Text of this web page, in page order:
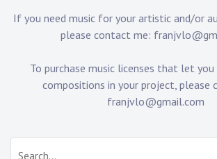
If you need music for your artistic and/or
please contact me:
To purchase music licenses that let
compositions in your project, please
franjvlo@gmail.com